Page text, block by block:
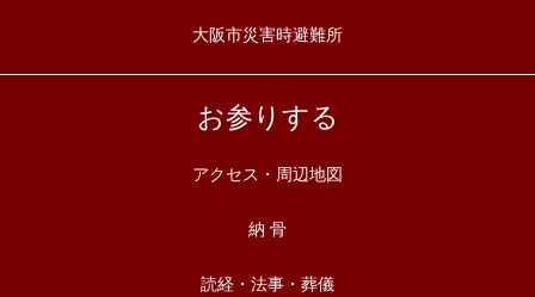
大阪市災害時避難所
お参りする
アクセス・周辺地図
納 骨
読経・法事・葬儀